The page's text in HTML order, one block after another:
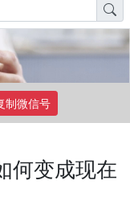
何变成现在
制微信号